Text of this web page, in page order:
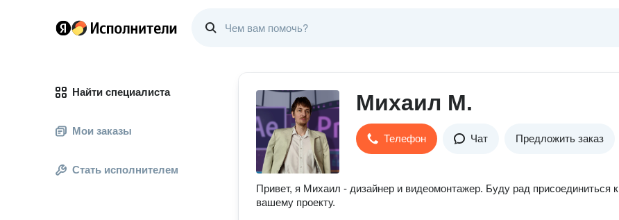
Найти специалиста
Мои заказы
Стать исполнителем
Михаил М.
Телефон Чат Предложить заказ
Привет, я Михаил - дизайнер и видеомонтажер. Буду рад присоединиться к
вашему проекту.